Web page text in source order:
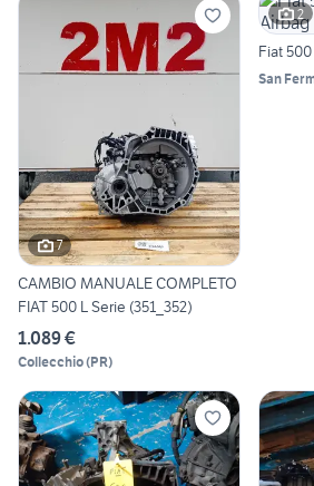
7
CAMBIO MANUALE COMPLETO
FIAT 500 L Serie (351_352)
1.089 €
Collecchio(PR)
2
Fiat
San